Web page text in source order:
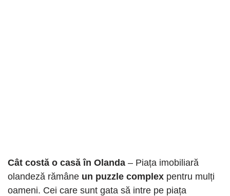
Cât costă o casă în Olanda – Piața imobiliară
olandeză rămâne un puzzle complex pentru mulți
oameni. Cei care sunt gata să intre pe piața